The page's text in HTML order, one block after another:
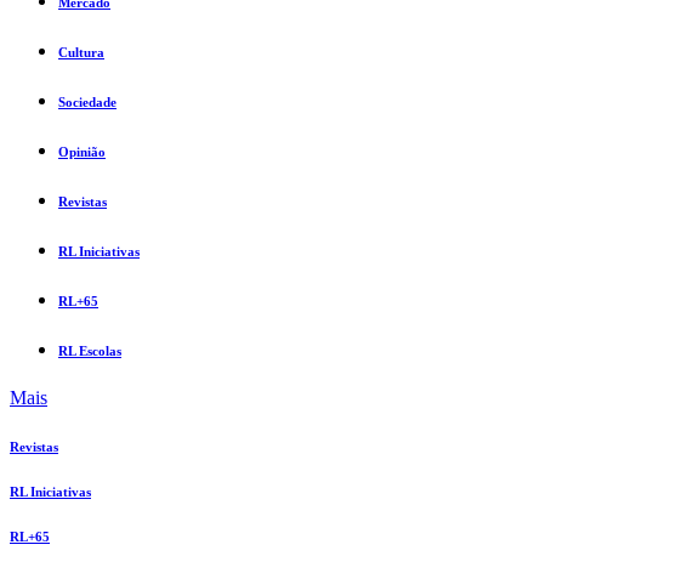
Cultura
Sociedade
Opinião
Revistas
RL Iniciativas
RL+65
RL Escolas
Mais
Revistas
RL Iniciativas
RL+65